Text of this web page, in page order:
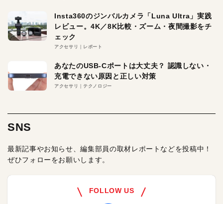
Insta360のジンバルカメラ「Luna Ultra」実践
レビュー。4K／8K比較・ズーム・夜間撮影をチ
ェック
アクセサリ レポート
あなたのUSB-Cポートは大丈夫？ 認識しない・
充電できない原因と正しい対策
アクセサリ テクノロジー
SNS
最新記事やお知らせ、編集部員の取材レポートなどを投稿中！
ぜひフォローをお願いします。
FOLLOW US